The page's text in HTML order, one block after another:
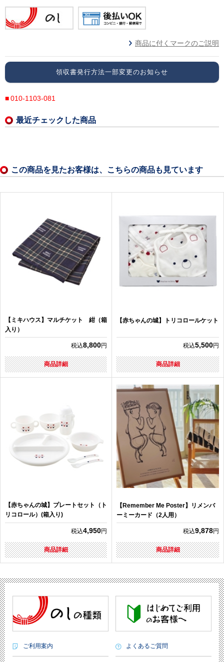
商品に付くマークのご説明
領収書発行方法一部変更のお知らせ
010-1103-081
最近チェックした商品
この商品を見たお客様は、こちらの商品も見ています
【ミキハウス】マルチケット 紺（箱
入り）
税込8,800円
商品詳細
【赤ちゃんの城】トリコロールケット
税込5,500円
商品詳細
【赤ちゃんの城】プレートセット（ト
リコロール）(箱入り)
税込4,950円
商品詳細
【Remember Me Poster】リメンバ
ーミーカード（2人用）
税込9,878円
商品詳細
ご利用案内 よくあるご質問